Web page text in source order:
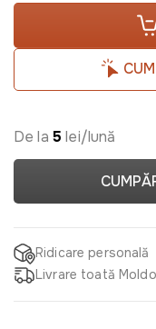
De la 5 lei/lună
Ridicare personală
Livrare toată